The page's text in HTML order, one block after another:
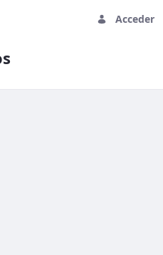
Acceder